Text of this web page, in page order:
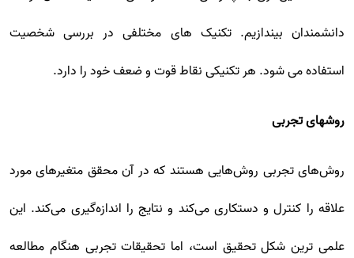
دانشمندان بیندازیم. تکنیک های مختلفی در بررسی شخصیت
استفاده می شود. هر تکنیکی نقاط قوت و ضعف خود را دارد.
روشهای تجربی
روش‌های تجربی روش‌هایی هستند که در آن محقق متغیرهای مورد
علاقه را کنترل و دستکاری می‌کند و نتایج را اندازه‌گیری می‌کند. این
علمی ترین شکل تحقیق است، اما تحقیقات تجربی هنگام مطالعه